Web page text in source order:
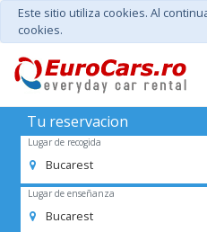
Este sitio utiliza cookies. Al
cookies.
Tu reservacion
Lugar de recogida
Bucarest
Lugar de enseñanza
Bucarest